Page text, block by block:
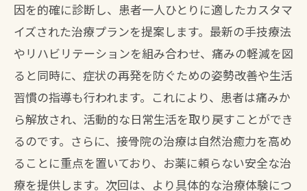
地域の健康イベントへの参加
因を的確に診断し、患者一人ひとりに適したカスタマ
イズされた治療プランを提案します。最新の手技療法
やリハビリテーションを組み合わせ、痛みの軽減を図
ると同時に、症状の再発を防ぐための姿勢改善や生活
習慣の指導も行われます。これにより、患者は痛みか
ら解放され、活動的な日常生活を取り戻すことができ
るのです。さらに、接骨院の治療は自然治癒力を高め
ることに重点を置いており、お薬に頼らない安全な治
療を提供します。次回は、より具体的な治療体験につ